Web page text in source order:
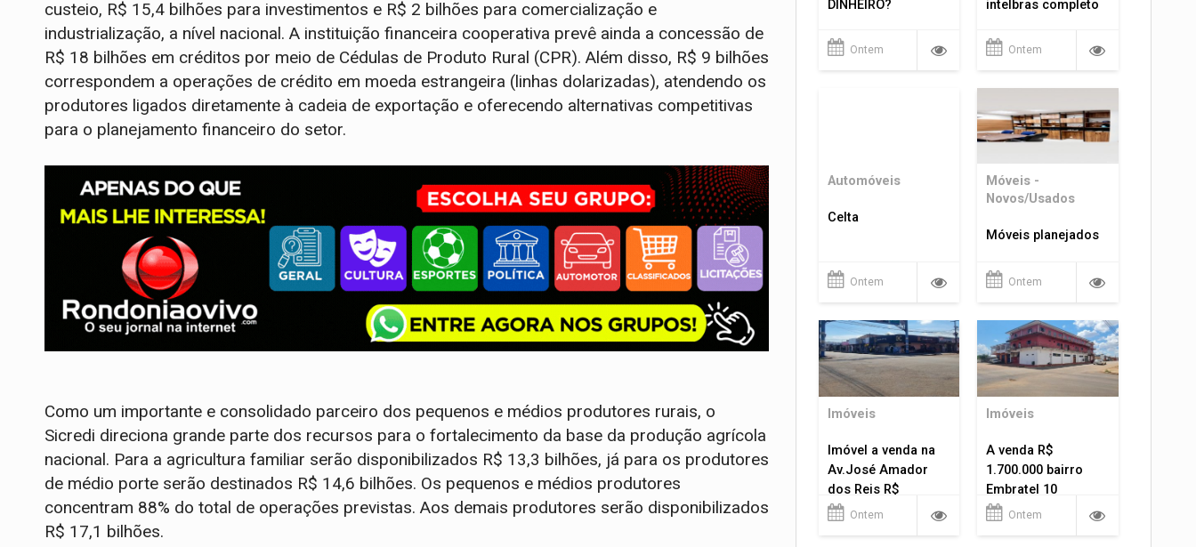
custeio, R$ 15,4 bilhões para investimentos e R$ 2 bilhões para comercialização e
industrialização, a nível nacional. A instituição financeira cooperativa prevê ainda a concessão de
R$ 18 bilhões em créditos por meio de Cédulas de Produto Rural (CPR). Além disso, R$ 9 bilhões
correspondem a operações de crédito em moeda estrangeira (linhas dolarizadas), atendendo os
produtores ligados diretamente à cadeia de exportação e oferecendo alternativas competitivas
para o planejamento financeiro do setor.
Como um importante e consolidado parceiro dos pequenos e médios produtores rurais, o
Sicredi direciona grande parte dos recursos para o fortalecimento da base da produção agrícola
nacional. Para a agricultura familiar serão disponibilizados R$ 13,3 bilhões, já para os produtores
de médio porte serão destinados R$ 14,6 bilhões. Os pequenos e médios produtores
concentram 88% do total de operações previstas. Aos demais produtores serão disponibilizados
R$ 17,1 bilhões.
DINHEIRO?
Ontem
intelbras completo
Ontem
Automóveis
Celta
Ontem
Móveis -
Novos/Usados
Móveis planejados
Ontem
Imóveis
Imóvel a venda na
Av.José Amador
dos Reis R$
1.400.000
Ontem
Imóveis
A venda R$
1.700.000 bairro
Embratel 10
apartamentos!
Ontem